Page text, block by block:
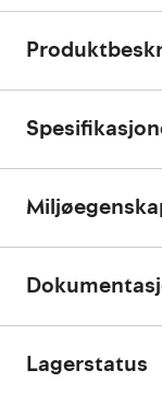
Lagerstatus